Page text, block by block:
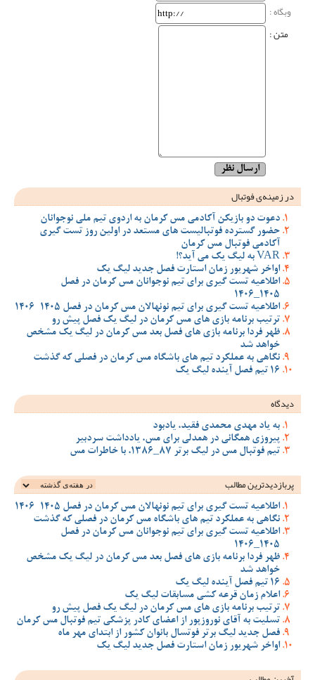
وبگاه‌ :
متن :
در زمینه‌ی فوتبال
دعوت دو بازیکن آکادمی مس کرمان به اردوی تیم ملی نوجوانان
حضور گسترده فوتبالیست های مستعد در اولین روز تست گیری
آکادمی فوتبال مس کرمان
VAR به لیگ یک می آید؟!
اواخر شهریور زمان استارت فصل جدید لیگ یک
اطلاعیه تست گیری برای تیم نوجوانان مس کرمان در فصل
1405_1406
اطلاعیه تست گیری برای تیم نونهالان مس کرمان در فصل 1405-1406
ترتیب برنامه بازی های مس کرمان در لیگ یک فصل پیش رو
ظهر فردا برنامه بازی های فصل بعد مس کرمان در لیگ یک مشخص
خواهد شد
نگاهی به عملکرد تیم های باشگاه مس کرمان در فصلی که گذشت
16 تیم فصل آینده لیگ یک
دیدگاه
به یاد مهدی محمدی فقید، یادبود
پیروزی همگانی در همدلی برای مس، یادداشت سردبیر
تیم فوتبال مس در لیگ برتر 87_1386، با خاطرات مس
پربازدیدترین‌ مطالب
اطلاعیه تست گیری برای تیم نونهالان مس کرمان در فصل 1405-1406
نگاهی به عملکرد تیم های باشگاه مس کرمان در فصلی که گذشت
اطلاعیه تست گیری برای تیم نوجوانان مس کرمان در فصل
1405_1406
ظهر فردا برنامه بازی های فصل بعد مس کرمان در لیگ یک مشخص
خواهد شد
16 تیم فصل آینده لیگ یک
اعلام زمان قرعه کشی مسابقات لیگ یک
ترتیب برنامه بازی های مس کرمان در لیگ یک فصل پیش رو
تسلیت به آقای نوروزپور از اعضای کادر پزشکی تیم فوتبال مس کرمان
فصل جدید لیگ برتر فوتسال بانوان کشور از ابتدای مهر ماه
اواخر شهریور زمان استارت فصل جدید لیگ یک